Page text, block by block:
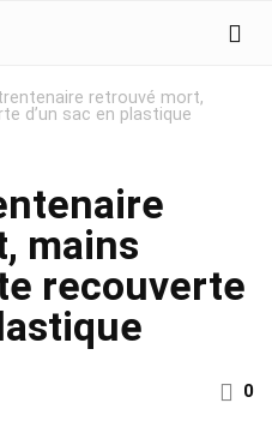
retrouvé mort,
d’un sac en plastique
mains
recouverte
0